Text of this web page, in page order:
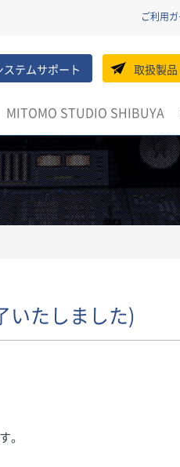
ご利用
テムサポート 取扱製
MITOMO STUDIO SHIBUYA
いたしました)
。